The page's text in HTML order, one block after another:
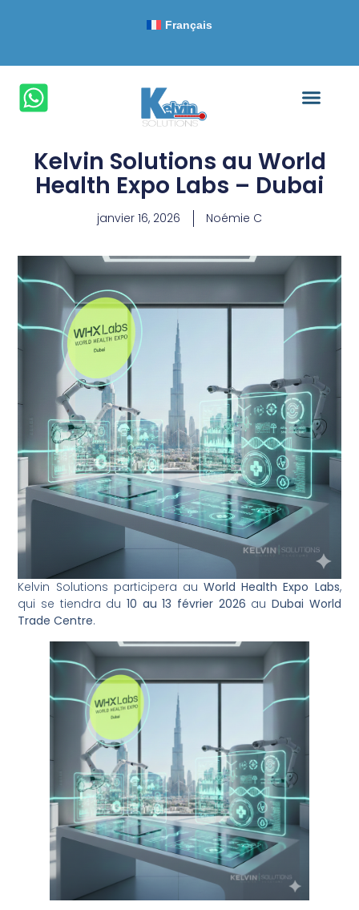
Français
Kelvin Solutions au World
Health Expo Labs – Dubai
janvier 16, 2026 Noémie C
Kelvin Solutions participera auWorld Health Expo Labs,
qui se tiendra du10 au 13 février 2026 au Dubai World
Trade Centre.